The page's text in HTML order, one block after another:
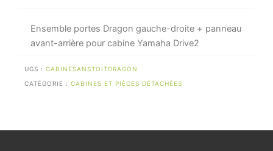
Dragon
pour
Yamaha
Drive2
Ensemble portes Dragon gauche-droite + panneau
avant-arrière pour cabine Yamaha Drive2
UGS : CABINESANSTOITDRAGON
CATÉGORIE : CABINES ET PIÈCES DÉTACHÉES